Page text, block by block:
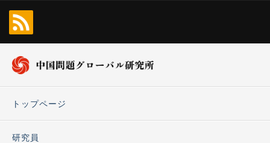
トップページ
研究員